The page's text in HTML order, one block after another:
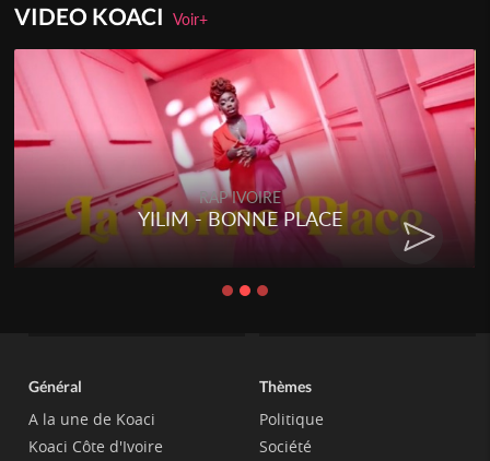
VIDEO KOACIVoir+
RAP IVOIRE
YILIM - BONNE PLACE
Général
A la une de Koaci
Koaci Côte d'Ivoire
Thèmes
Politique
Société